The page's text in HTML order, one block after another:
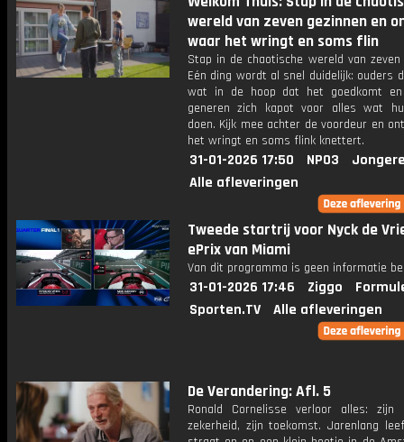
wereld van zeven gezinnen en
waar het wringt en soms flin
Stap in de chaotische wereld van zeven
Eén ding wordt al snel duidelijk: ouders
wat in de hoop dat het goedkomt en
generen zich kapot voor alles wat
doen. Kijk mee achter de voordeur en
het wringt en soms flink knettert.
31-01-2026 17:50 NPO3
Alle afleveringen
Tweede startrij voor Nyck de
ePrix van Miami
Van dit programma is geen informatie
31-01-2026 17:46 Ziggo
Sporten.TV
Alle afleveringen
De Verandering: Afl. 5
Ronald Cornelisse verloor alles: zijn
zekerheid, zijn toekomst. Jarenlang